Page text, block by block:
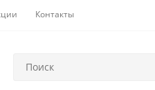
Контакты